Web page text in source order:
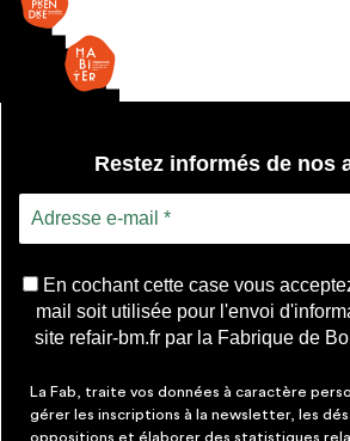
Restez informés de nos
En cochant cette case vous
mail soit utilisée pour l'envoi
site refair-bm.fr par la Fabrique de
La Fab, traite vos données à caractère
gérer les inscriptions à la newsletter, les
oppositions et élaborer des statistiques